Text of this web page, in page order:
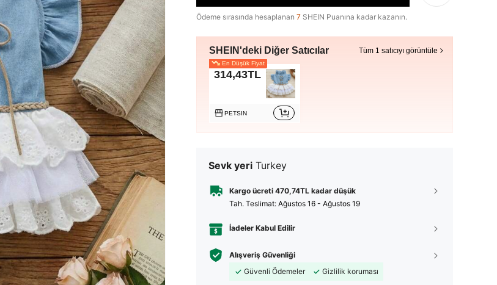
Ödeme sırasında hesaplanan 7 SHEIN Puanına kadar kazanın.
SHEIN'deki Diğer Satıcılar Tüm 1 satıcıyı görüntüle
En Düşük Fiyat
314,43TL
PETSIN
Sevk yeri Turkey
Kargo ücreti 470,74TL kadar düşük
Tah. Teslimat: Ağustos 16 - Ağustos 19
İadeler Kabul Edilir
Alışveriş Güvenliği
Güvenli Ödemeler
Gizlilik koruması